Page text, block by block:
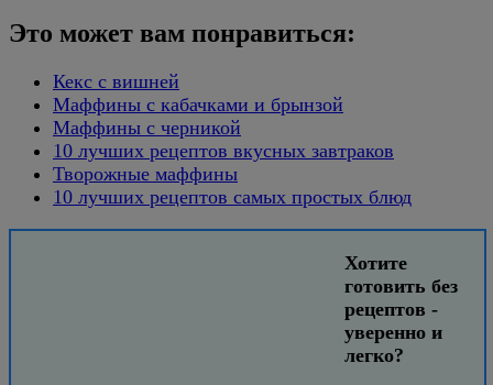
Это может вам понравиться:
Кекс с вишней
Маффины с кабачками и брынзой
Маффины с черникой
10 лучших рецептов вкусных завтраков
Творожные маффины
10 лучших рецептов самых простых блюд
Хотите
готовить без
рецептов -
уверенно и
легко?